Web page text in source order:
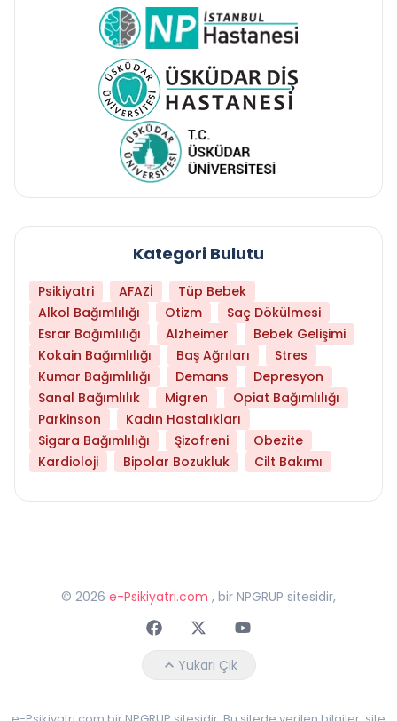
Kategori Bulutu
Psikiyatri AFAZİ
Tüp Bebek
Alkol Bağımlılığı
Otizm
Saç Dökülmesi
Esrar Bağımlılığı
Alzheimer
Bebek Gelişimi
Kokain Bağımlılığı
Baş Ağrıları
Stres
Kumar Bağımlılığı
Demans
Depresyon
Sanal Bağımlılık
Migren
Opiat Bağımlılığı
Parkinson
Kadın Hastalıkları
Sigara Bağımlılığı
Şizofreni
Obezite
Kardioloji
Bipolar Bozukluk Cilt Bakımı
© 2026 e-Psikiyatri.com , bir NPGRUP sitesidir,
FaceebokTwitterYoutube
Yukarı Çık